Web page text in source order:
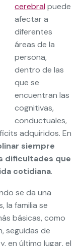
cerebral puede
afectar a
diferentes
áreas de la
persona,
dentro de las
que se
encuentran las
cognitivas,
conductuales,
adquiridos. En
siempre
dificultades que
cotidiana.
se da una
la familia se
básicas, como
seguidas de
en último lugar, el